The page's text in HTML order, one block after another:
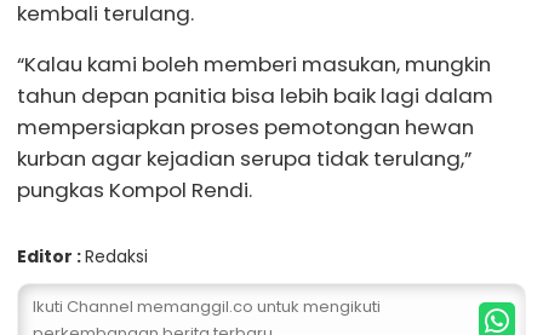
kembali terulang.
“Kalau kami boleh memberi masukan, mungkin
tahun depan panitia bisa lebih baik lagi dalam
mempersiapkan proses pemotongan hewan
kurban agar kejadian serupa tidak terulang,”
pungkas Kompol Rendi.
Editor :Redaksi
Ikuti Channel memanggil.co untuk mengikuti